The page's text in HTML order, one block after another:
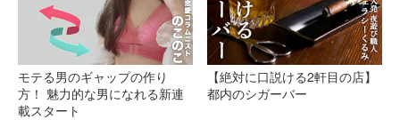
モテる男のギャップの作り
方！ 魅力的な男になれる新連
載スタート
【絶対に口説ける2軒目の店】
都内のシガーバー